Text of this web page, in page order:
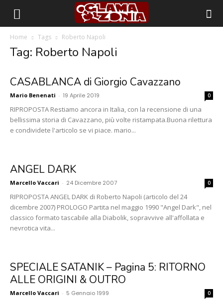
Home Tags Roberto Napoli
Tag: Roberto Napoli
CASABLANCA di Giorgio Cavazzano
Mario Benenati - 19 Aprile 2019 0
RIPROPOSTA Restiamo ancora in Italia, con la recensione di una
bellissima storia di Cavazzano, più volte ristampata.Buona rilettura
e condividete l'articolo se vi piace. mario...
ANGEL DARK
Marcello Vaccari - 24 Dicembre 2007 0
RIPROPOSTA ANGEL DARK di Roberto Napoli (articolo del 24
dicembre 2007) PROLOGO Partita nel maggio 1990 "Angel Dark", nel
classico formato tascabile alla Diabolik, sopravvive all'affollata e
nevrotica vita...
SPECIALE SATANIK – Pagina 5: RITORNO
ALLE ORIGINI & OUTRO
Marcello Vaccari - 5 Gennaio 1999 0